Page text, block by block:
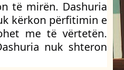
të mirën. Dashuria
kërkon përfitimin e
me të vërtetën.
nuk shteron